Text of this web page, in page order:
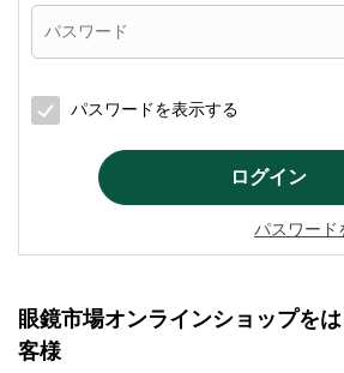
パスワードを表示する
パスワード
眼鏡市場オンラインショップを
客様